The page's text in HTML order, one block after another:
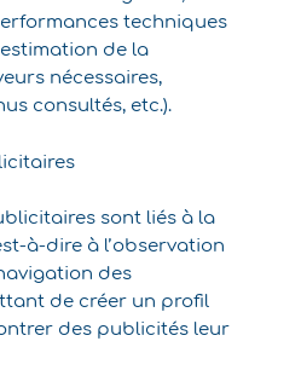
techniques
estimation de la
nécessaires,
consultés, etc.).
sont liés à la
à-dire à l’observation
des
de créer un profil
des publicités leur